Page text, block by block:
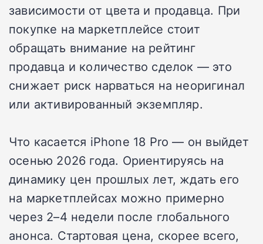
зависимости от цвета и продавца. При
покупке на маркетплейсе стоит
обращать внимание на рейтинг
продавца и количество сделок — это
снижает риск нарваться на неоригинал
или активированный экземпляр.
Что касается iPhone 18 Pro — он выйдет
осенью 2026 года. Ориентируясь на
динамику цен прошлых лет, ждать его
на маркетплейсах можно примерно
через 2–4 недели после глобального
анонса. Стартовая цена, скорее всего,